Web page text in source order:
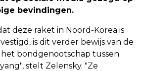
bevindingen.
deze raket in Noord-Korea is
is dit verder bewijs van de
bondgenootschap tussen
stelt Zelensky. "Ze